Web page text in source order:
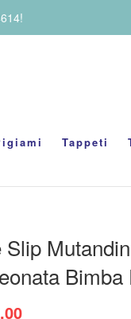
Tappeti
Slip
Il prezzo